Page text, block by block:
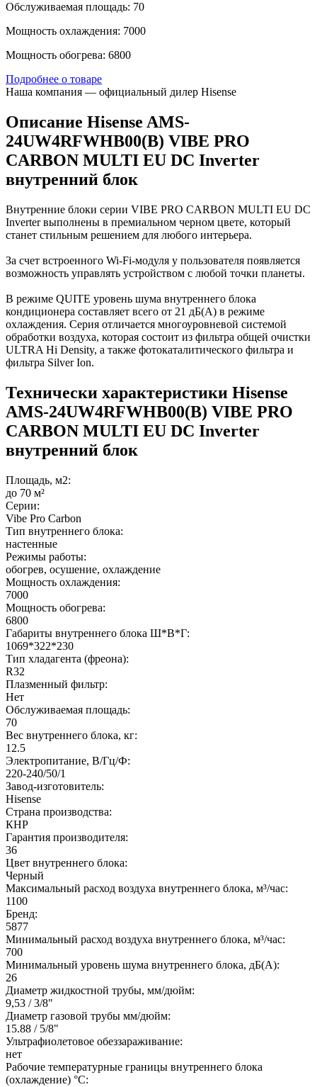
Обслуживаемая площадь: 70
Мощность охлаждения: 7000
Мощность обогрева: 6800
Подробнее о товаре
Наша компания — официальный дилер Hisense
Описание Hisense AMS-
24UW4RFWHB00(B) VIBE PRO
CARBON MULTI EU DC Inverter
внутренний блок
Внутренние блоки серии VIBE PRO CARBON MULTI EU DC
Inverter выполнены в премиальном черном цвете, который
станет стильным решением для любого интерьера.
За счет встроенного Wi-Fi-модуля у пользователя появляется
возможность управлять устройством с любой точки планеты.
В режиме QUITE уровень шума внутреннего блока
кондиционера составляет всего от 21 дБ(A) в режиме
охлаждения. Серия отличается многоуровневой системой
обработки воздуха, которая состоит из фильтра общей очистки
ULTRA Hi Density, а также фотокаталитического фильтра и
фильтра Silver Ion.
Технически характеристики Hisense
AMS-24UW4RFWHB00(B) VIBE PRO
CARBON MULTI EU DC Inverter
внутренний блок
Площадь, м2:
до 70 м²
Серии:
Vibe Pro Carbon
Тип внутреннего блока:
настенные
Режимы работы:
обогрев, осушение, охлаждение
Мощность охлаждения:
7000
Мощность обогрева:
6800
Габариты внутреннего блока Ш*В*Г:
1069*322*230
Тип хладагента (фреона):
R32
Плазменный фильтр:
Нет
Обслуживаемая площадь:
70
Вес внутреннего блока, кг:
12.5
Электропитание, В/Гц/Ф:
220-240/50/1
Завод-изготовитель:
Hisense
Страна производства:
КНР
Гарантия производителя:
36
Цвет внутреннего блока:
Черный
Максимальный расход воздуха внутреннего блока, м³/час:
1100
Бренд:
5877
Минимальный расход воздуха внутреннего блока, м³/час:
700
Минимальный уровень шума внутреннего блока, дБ(А):
26
Диаметр жидкостной трубы, мм/дюйм:
9,53 / 3/8"
Диаметр газовой трубы мм/дюйм:
15.88 / 5/8"
Ультрафиолетовое обеззараживание:
нет
Рабочие температурные границы внутреннего блока
(охлаждение) °C: